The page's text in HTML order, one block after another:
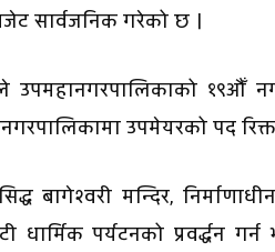
सार्वजनिक गरेको छ ।
उपमहानगरपालिकाको १९औँ
उपमेयरको पद
बागेश्वरी मन्दिर,
पर्यटनको प्रवर्द्धन